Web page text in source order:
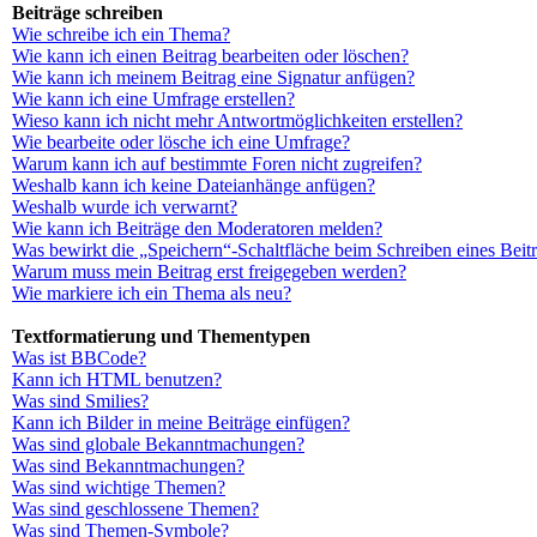
Beiträge schreiben
Wie schreibe ich ein Thema?
Wie kann ich einen Beitrag bearbeiten oder löschen?
Wie kann ich meinem Beitrag eine Signatur anfügen?
Wie kann ich eine Umfrage erstellen?
Wieso kann ich nicht mehr Antwortmöglichkeiten erstellen?
Wie bearbeite oder lösche ich eine Umfrage?
Warum kann ich auf bestimmte Foren nicht zugreifen?
Weshalb kann ich keine Dateianhänge anfügen?
Weshalb wurde ich verwarnt?
Wie kann ich Beiträge den Moderatoren melden?
Was bewirkt die „Speichern“-Schaltfläche beim Schreiben eines
Warum muss mein Beitrag erst freigegeben werden?
Wie markiere ich ein Thema als neu?
Textformatierung und Thementypen
Was ist BBCode?
Kann ich HTML benutzen?
Was sind Smilies?
Kann ich Bilder in meine Beiträge einfügen?
Was sind globale Bekanntmachungen?
Was sind Bekanntmachungen?
Was sind wichtige Themen?
Was sind geschlossene Themen?
Was sind Themen-Symbole?